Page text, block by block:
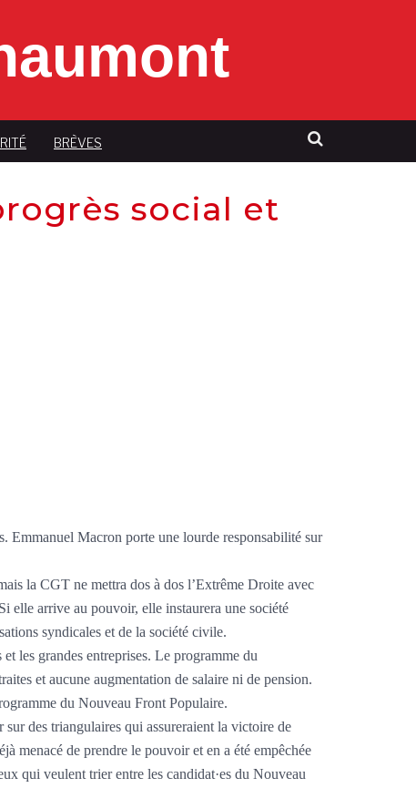
BRÈVES
social et
Emmanuel Macron porte une lourde responsabilité sur
la CGT ne mettra dos à dos l’Extrême Droite avec
elle arrive au pouvoir, elle instaurera une société
syndicales et de la société civile.
les grandes entreprises. Le programme du
et aucune augmentation de salaire ni de pension.
du Nouveau Front Populaire.
des triangulaires qui assureraient la victoire de
menacé de prendre le pouvoir et en a été empêchée
qui veulent trier entre les candidat·es du Nouveau